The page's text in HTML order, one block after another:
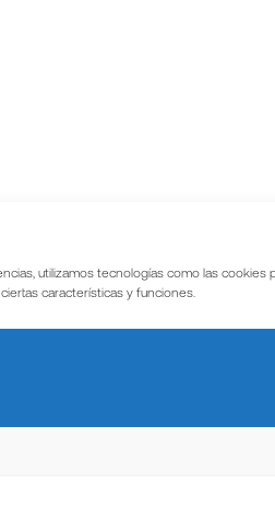
utilizamos tecnologías como las
características y funciones.